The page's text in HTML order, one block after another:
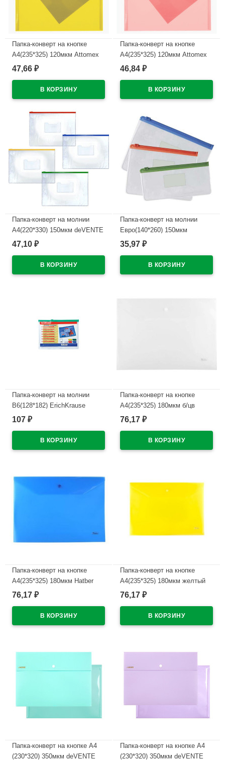
Папка-конверт на кнопке
А4(235*325) 120мкм Attomex
желтая арт.3071816 (Ст.)
47,66 ₽
Папка-конверт на кнопке
А4(235*325) 120мкм Attomex
красная арт.3071818 (Ст.)
46,84 ₽
Папка-конверт на молнии
А4(220*330) 150мкм deVENTE
карман для визиток
47,10 ₽
Папка-конверт на молнии
Евро(140*260) 150мкм
deVENTE карман для визиток
35,97 ₽
Папка-конверт на молнии
В6(128*182) ErichKrause
прозр. арт.4564 (Ст.12)
107 ₽
Папка-конверт на кнопке
А4(235*325) 180мкм б/цв
арт.AKk4_00000
76,17 ₽
Папка-конверт на кнопке
А4(235*325) 180мкм Hatber
сний арт.AKk4_00002
76,17 ₽
Папка-конверт на кнопке
А4(235*325) 180мкм желтый
арт.AKk4_00005
76,17 ₽
Папка-конверт на кнопке А4
(230*320) 350мкм deVENTE
Папка-конверт на кнопке А4
(230*320) 350мкм deVENTE